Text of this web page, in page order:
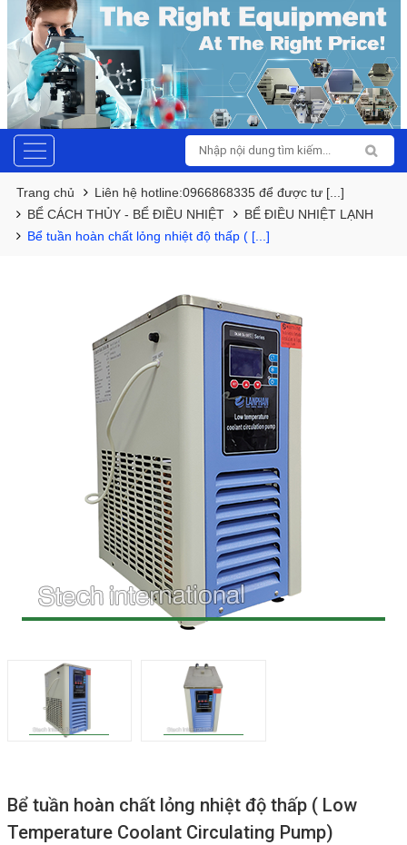
Trang chủ
Liên hệ hotline:0966868335 để được tư [...]
BỂ CÁCH THỦY - BỂ ĐIỀU NHIỆT
BỂ ĐIỀU NHIỆT LẠNH
Bể tuần hoàn chất lỏng nhiệt độ thấp ( [...]
Bể tuần hoàn chất lỏng nhiệt độ thấp ( Low
Temperature Coolant Circulating Pump)